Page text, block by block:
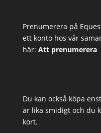
Prenumerera på
ett konto hos vår
här: Att prenumerera
Du kan också köpa
är lika smidigt och du
kort.